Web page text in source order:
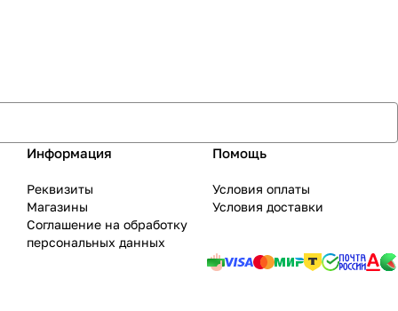
Информация
Реквизиты
Магазины
Соглашение на обработку
персональных данных
Помощь
Условия оплаты
Условия доставки